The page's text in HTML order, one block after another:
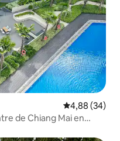
Note
4,88 (34)
de Chiang Mai en